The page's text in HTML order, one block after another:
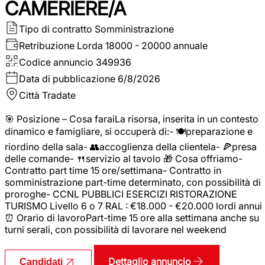
CAMERIERE/A
Tipo di contratto Somministrazione
Retribuzione Lorda 18000 - 20000 annuale
Codice annuncio 349936
Data di pubblicazione 6/8/2026
Città Tradate
🎯 Posizione – Cosa faraiLa risorsa, inserita in un contesto
dinamico e famigliare, si occuperà di:- 🍽️preparazione e
riordino della sala- 👥accoglienza della clientela- 🍕presa
delle comande- 🍴servizio al tavolo 🎁 Cosa offriamo-
Contratto part time 15 ore/settimana- Contratto in
somministrazione part-time determinato, con possibilità di
proroghe- CCNL PUBBLICI ESERCIZI RISTORAZIONE
TURISMO Livello 6 o 7 RAL : €18.000 - €20.000 lordi annui
⏰ Orario di lavoroPart-time 15 ore alla settimana anche su
turni serali, con possibilità di lavorare nel weekend
Candidati Dettaglio annuncio